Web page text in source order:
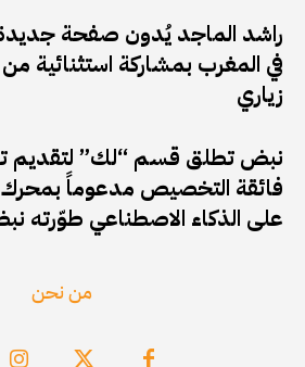
راشد الماجد يُدون صفحة جديدة
في المغرب بمشاركة استثنائية من
زياري
نبض تطلق قسم “لك” لتقديم
فائقة التخصيص مدعوماً
على الذكاء الاصطناعي طوّرته
من نحن